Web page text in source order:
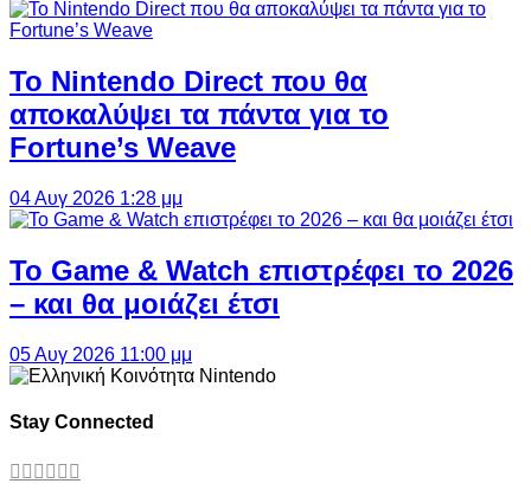
Το Nintendo Direct που θα
αποκαλύψει τα πάντα για το
Fortune’s Weave
04 Αυγ 2026 1:28 μμ
Το Game & Watch επιστρέφει το 2026
– και θα μοιάζει έτσι
05 Αυγ 2026 11:00 μμ
Stay Connected